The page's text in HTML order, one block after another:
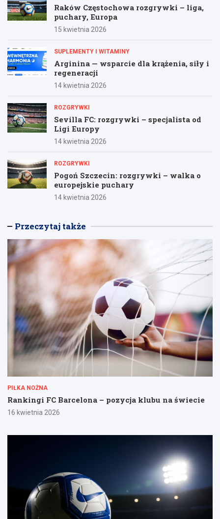
Raków Częstochowa rozgrywki – liga,
puchary, Europa
15 kwietnia 2026
SUPLEMENTY I WITAMINY
Arginina — wsparcie dla krążenia, siły i
regeneracji
14 kwietnia 2026
ROZGRYWKI
Sevilla FC: rozgrywki – specjalista od
Ligi Europy
14 kwietnia 2026
ROZGRYWKI
Pogoń Szczecin: rozgrywki – walka o
europejskie puchary
14 kwietnia 2026
Przeczytaj także
PIŁKA NOŻNA
Rankingi FC Barcelona – pozycja klubu na świecie
16 kwietnia 2026